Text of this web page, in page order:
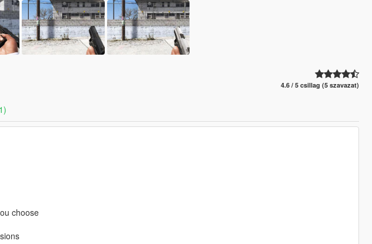
4.6 / 5 csillag (5 szavazat)
choose